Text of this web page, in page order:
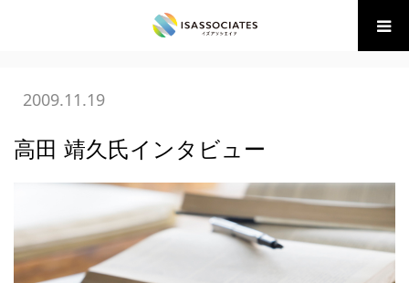
05 広告・販促の学び
高田 靖久氏インタビュ
2009.11.19
高田 靖久氏インタビュー